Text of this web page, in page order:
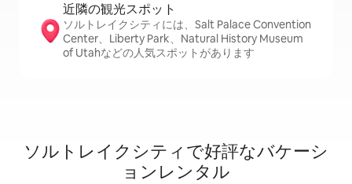
近隣の観光ス⁠ポ⁠ッ⁠ト
ソルトレイクシティには、Salt Palace Convention
Center、Liberty Park、Natural History Museum
of Utahなどの人気スポットがあります
ソルトレイクシティで好評なバケーシ
ョンレンタル